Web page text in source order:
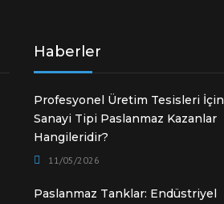
Haberler
Profesyonel Üretim Tesisleri İçin
Sanayi Tipi Paslanmaz Kazanlar
Hangileridir?
11/05/2026
Paslanmaz Tanklar: Endüstriyel